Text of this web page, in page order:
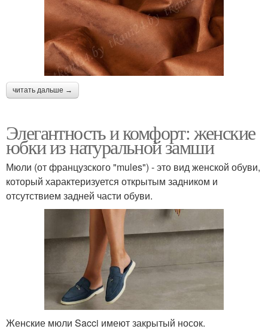
читать дальше →
Элегантность и комфорт: женские
юбки из натуральной замши
Мюли (от французского "mules") - это вид женской обуви,
который характеризуется открытым задником и
отсутствием задней части обуви.
Женские мюли Sacci имеют закрытый носок.